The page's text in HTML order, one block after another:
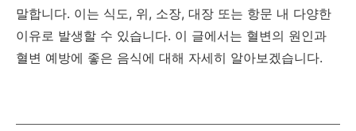
말합니다. 이는 식도, 위, 소장, 대장 또는 항문 내 다양한
이유로 발생할 수 있습니다. 이 글에서는 혈변의 원인과
혈변 예방에 좋은 음식에 대해 자세히 알아보겠습니다.